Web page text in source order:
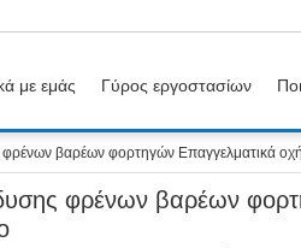
με εμάς Γύρος εργοστασίων
βαρέων φορτηγών Επαγγελματικά
φρένων βαρέων